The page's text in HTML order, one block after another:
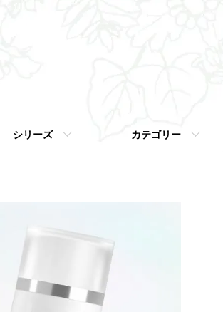
シリーズ カテゴリー